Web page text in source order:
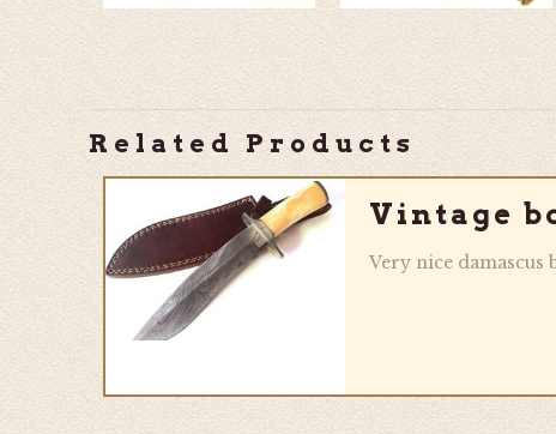
Related Products
Vintage
Very nice